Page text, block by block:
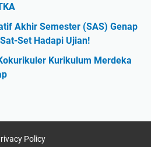
Akhir Semester (SAS) Genap
Set Hadapi Ujian!
Kurikulum Merdeka
Policy